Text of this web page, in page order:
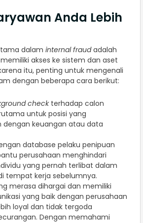
Anda Lebih
dalam internal fraudadalah
akses ke sistem dan aset
itu, penting untuk mengenali
dengan beberapa cara berikut:
check terhadap calon
untuk posisi yang
dengan keuangan atau data
database pelaku penipuan
perusahaan menghindari
yang pernah terlibat dalam
tempat kerja sebelumnya.
merasa dihargai dan memiliki
yang baik dengan perusahaan
loyal dan tidak tergoda
Dengan memahami